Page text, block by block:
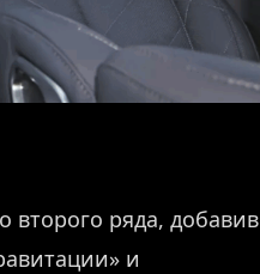
второго ряда, добавив
и